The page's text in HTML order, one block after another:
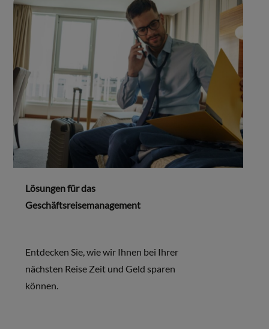
Lösungen für das
Geschäftsreisemanagement
Entdecken Sie, wie wir Ihnen bei Ihrer
nächsten Reise Zeit und Geld sparen
können.